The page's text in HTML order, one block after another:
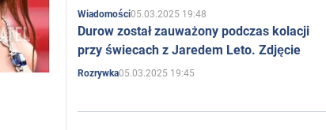
Wiadomości05.03.2025 19:48
Durow został zauważony podczas kolacji
przy świecach z Jaredem Leto. Zdjęcie
Rozrywka05.03.2025 19:45